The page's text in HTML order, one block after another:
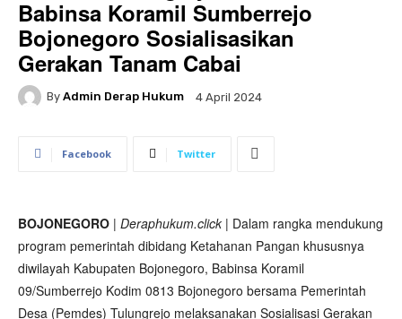
Babinsa Koramil Sumberrejo
Bojonegoro Sosialisasikan
Gerakan Tanam Cabai
By Admin Derap Hukum 4 April 2024
Facebook Twitter
BOJONEGORO | Deraphukum.click | Dalam rangka mendukung
program pemerintah dibidang Ketahanan Pangan khususnya
diwilayah Kabupaten Bojonegoro, Babinsa Koramil
09/Sumberrejo Kodim 0813 Bojonegoro bersama Pemerintah
Desa (Pemdes) Tulungrejo melaksanakan Sosialisasi Gerakan